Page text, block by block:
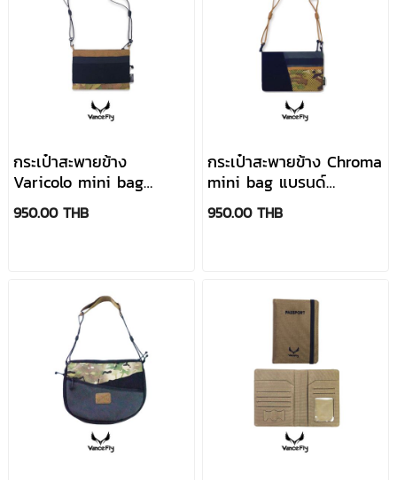
กระเป๋าสะพายข้าง
Varicolo mini bag
แบรนด์ VanceFly
950.00 THB
กระเป๋าสะพายข้าง Chroma
mini bag แบรนด์
VanceFly
950.00 THB